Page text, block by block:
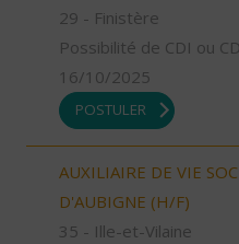
29 - Finistère
Possibilité de CDI ou
16/10/2025
POSTULER
AUXILIAIRE DE VIE
D'AUBIGNE (H/F)
35 - Ille-et-Vilaine